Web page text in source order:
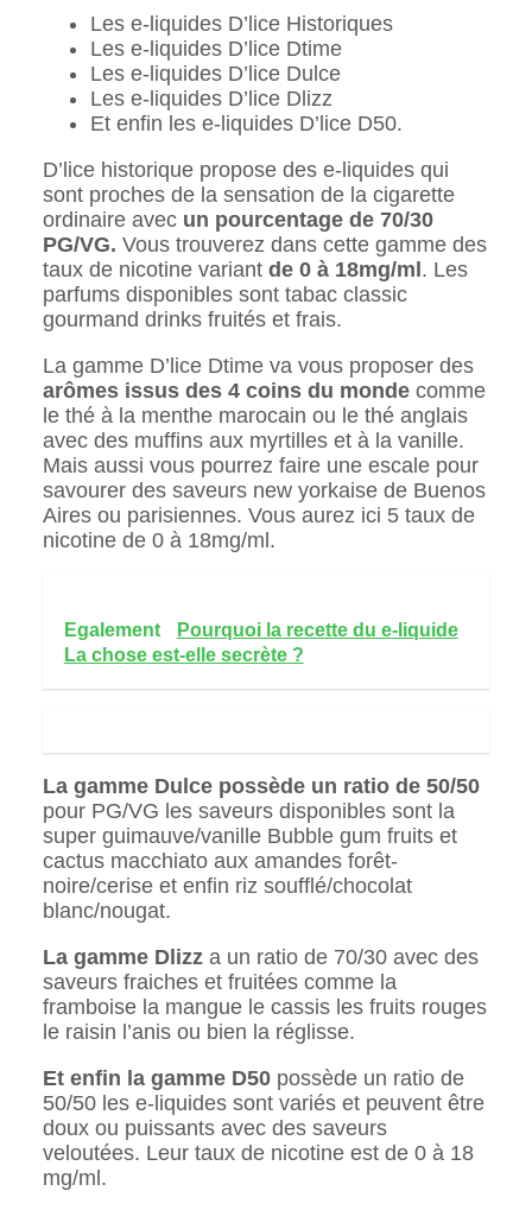
Les e-liquides D’lice Historiques
Les e-liquides D’lice Dtime
Les e-liquides D’lice Dulce
Les e-liquides D’lice Dlizz
Et enfin les e-liquides D’lice D50.
D’lice historique propose des e-liquides qui
sont proches de la sensation de la cigarette
ordinaire avec un pourcentage de 70/30
PG/VG. Vous trouverez dans cette gamme des
taux de nicotine variantde 0 à 18mg/ml. Les
parfums disponibles sont tabac classic
gourmand drinks fruités et frais.
La gamme D’lice Dtime va vous proposer des
arômes issus des 4 coins du monde comme
le thé à la menthe marocain ou le thé anglais
avec des muffins aux myrtilles et à la vanille.
Mais aussi vous pourrez faire une escale pour
savourer des saveurs new yorkaise de Buenos
Aires ou parisiennes. Vous aurez ici 5 taux de
nicotine de 0 à 18mg/ml.
Egalement
Pourquoi la recette du e-liquide
La chose est-elle secrète ?
La gamme Dulce possède un ratio de 50/50
pour PG/VG les saveurs disponibles sont la
super guimauve/vanille Bubble gum fruits et
cactus macchiato aux amandes forêt-
noire/cerise et enfin riz soufflé/chocolat
blanc/nougat.
La gamme Dlizz a un ratio de 70/30 avec des
saveurs fraiches et fruitées comme la
framboise la mangue le cassis les fruits rouges
le raisin l’anis ou bien la réglisse.
Et enfin la gamme D50possède un ratio de
50/50 les e-liquides sont variés et peuvent être
doux ou puissants avec des saveurs
veloutées. Leur taux de nicotine est de 0 à 18
mg/ml.